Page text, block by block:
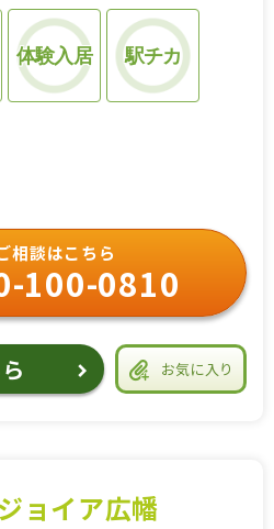
体験入居 駅チカ
お気に入り
相談はこちら
100-0810
ョイア広幡